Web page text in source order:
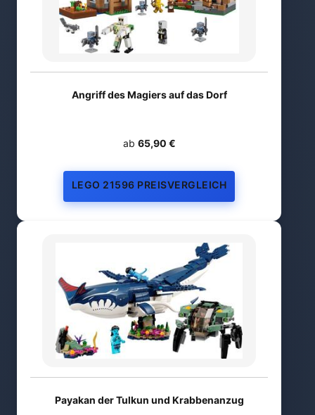
Angriff des Magiers auf das Dorf
ab 65,90 €
LEGO 21596 PREISVERGLEICH
Payakan der Tulkun und Krabbenanzug